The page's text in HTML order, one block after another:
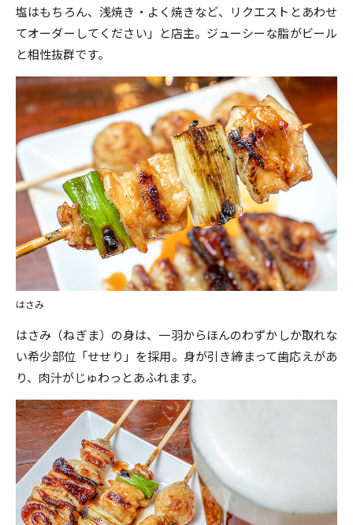
塩はもちろん、浅焼き・よく焼きなど、リクエストとあわせ
てオーダーしてください」と店主。ジューシーな脂がビール
と相性抜群です。
はさみ
はさみ（ねぎま）の身は、一羽からほんのわずかしか取れな
い希少部位「せせり」を採用。身が引き締まって歯応えがあ
り、肉汁がじゅわっとあふれます。